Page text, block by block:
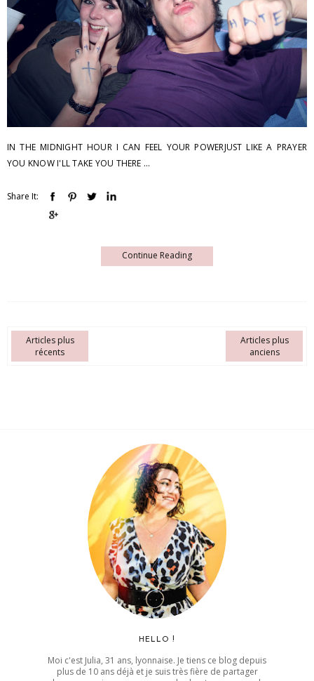
IN THE MIDNIGHT HOUR I CAN FEEL YOUR POWERJUST LIKE A PRAYER
YOU KNOW I'LL TAKE YOU THERE ...
Share It:
Continue Reading
Articles plus
récents
Articles plus
anciens
HELLO !
Moi c'est Julia, 31 ans, lyonnaise. Je tiens ce blog depuis
plus de 10 ans déjà et je suis très fière de partager